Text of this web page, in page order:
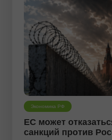
Экономика РФ
ЕС может
санкций против